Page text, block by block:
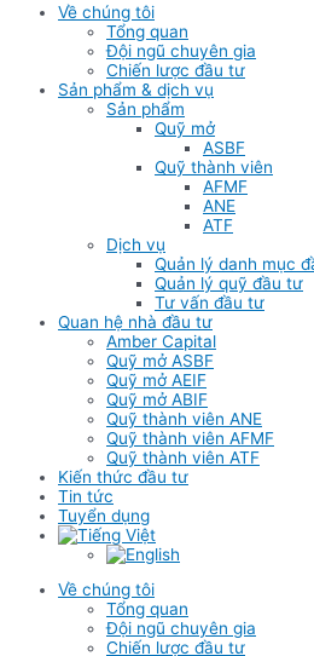
Về chúng tôi
Tổng quan
Đội ngũ chuyên gia
Chiến lược đầu tư
Sản phẩm & dịch vụ
Sản phẩm
Quỹ mở
ASBF
Quỹ thành viên
AFMF
ANE
ATF
Dịch vụ
Quản lý danh mục
Quản lý quỹ đầu tư
Tư vấn đầu tư
Quan hệ nhà đầu tư
Amber Capital
Quỹ mở ASBF
Quỹ mở AEIF
Quỹ mở ABIF
Quỹ thành viên ANE
Quỹ thành viên AFMF
Quỹ thành viên ATF
Kiến thức đầu tư
Tin tức
Tuyển dụng
Về chúng tôi
Tổng quan
Đội ngũ chuyên gia
Chiến lược đầu tư